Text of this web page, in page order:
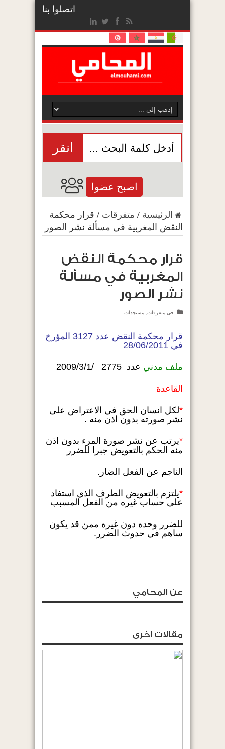
اتصلوا بنا
انقر
اصبح عضوا
الرئيسية / متفرقات / قرار محكمة
النقض المغربية في مسألة نشر الصور
قرار محكمة النقض
المغربية في مسألة
نشر الصور
في متفرقات, مستجدات
قرار محكمة النقض عدد 3127 المؤرخ
في 28/06/2011
ملف مدني عدد 2775 /2009/3/1
القاعدة
*لكل انسان الحق في الاعتراض على
نشر صورته بدون اذن منه .
*يرتب عن نشر صورة المرء بدون اذن
منه الحكم بالتعويض جبرا للضرر
الناجم عن الفعل الضار.
*يلتزم بالتعويض الطرف الذي استفاد
على حساب غيره من الفعل المسبب
للضرر وحده دون غيره ممن قد يكون
ساهم في حدوث الضرر.
عن المحامي
مقالات اخرى